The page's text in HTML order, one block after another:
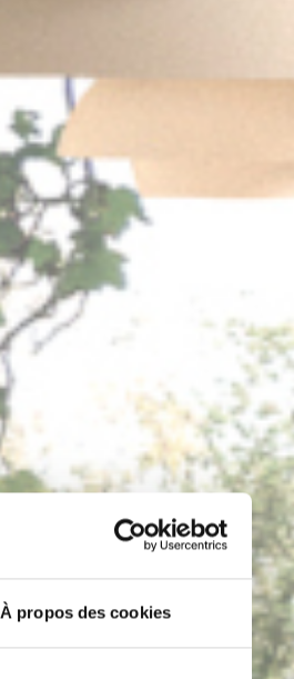
À propos des cookies